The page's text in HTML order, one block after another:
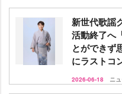
新世代歌謡
活動終了へ
とができず
にラストコ
2026-06-18 ニ